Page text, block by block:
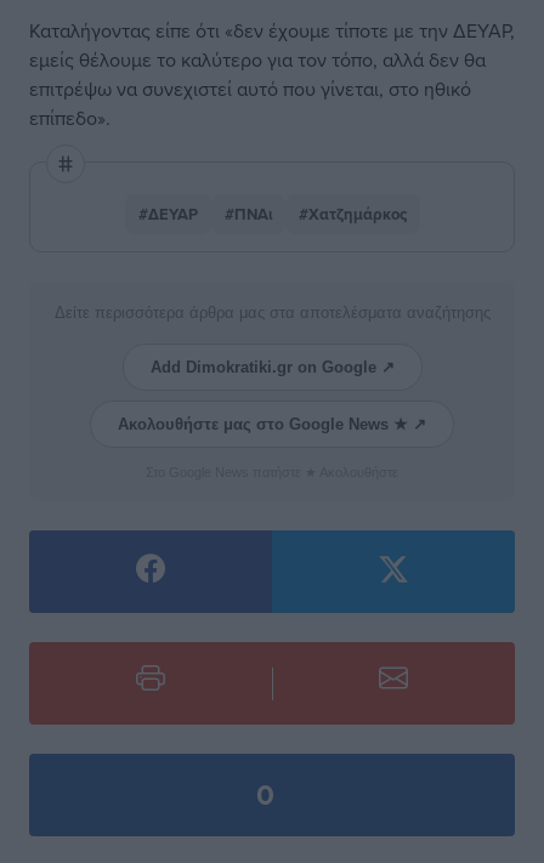
Καταλήγοντας είπε ότι «δεν έχουμε τίποτε με την ΔΕΥΑΡ,
εμείς θέλουμε το καλύτερο για τον τόπο, αλλά δεν θα
επιτρέψω να συνεχιστεί αυτό που γίνεται, στο ηθικό
επίπεδο».
#ΔΕΥΑΡ #ΠΝΑι #Χατζημάρκος
Δείτε περισσότερα άρθρα μας στα αποτελέσματα αναζήτησης
Add Dimokratiki.gr on Google ↗
Ακολουθήστε μας στο Google News ★ ↗
0